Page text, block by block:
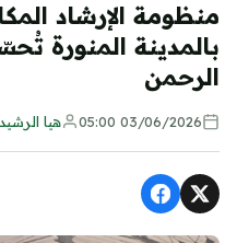
منظومة الإرشاد
بالمدينة المنورة
الرحمن
03/06/2026 05:00 هيا الرشيد